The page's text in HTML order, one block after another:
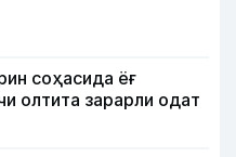
соҳасида ёғ
олтита зарарли одат